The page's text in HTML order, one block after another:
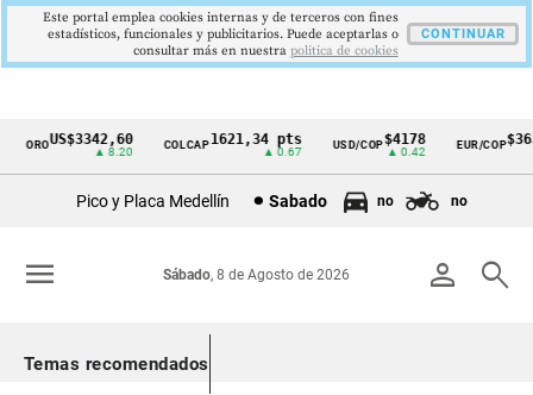
Cintillo
Colombia
OROUS$3342,60
▲ 8.20
COLCAP1621,34 pts
▲ 0.67
USD/COP$4178
▲ 0.42
EUR/COP$3639
Pico y Placa Medellín Sabado no no
person search
Sábado, 8 de Agosto de 2026
menu
Temas recomendados
Este portal emplea cookies internas y de terceros con fines
estadísticos, funcionales y publicitarios. Puede aceptarlas o
consultar más en nuestra politica de cookies
CONTINUAR